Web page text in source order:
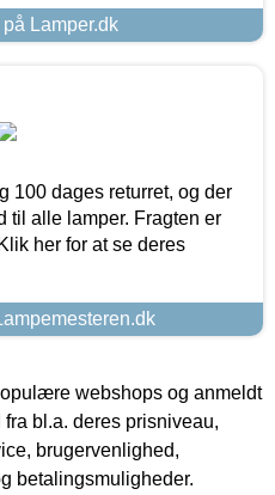
Lamper.dk
100 dages returret, og der
til alle lamper. Fragten er
her for at se deres
webshops og anmeldt
bl.a. deres prisniveau,
brugervenlighed,
betalingsmuligheder.